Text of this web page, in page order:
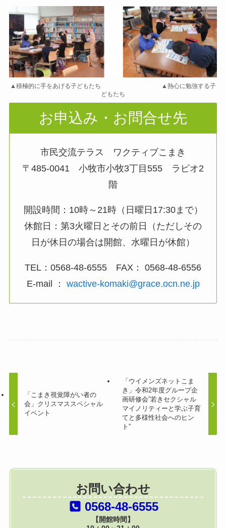
▲積極的に手をあげる子どもたち ▲熱心に勉強する子
どもたち
お申込み ・ お問合せ先
市民交流テラス ワクティブこまき
〒485-0041 小牧市小牧3丁目555 ラピオ2
階
開設時間：10時～21時（日曜日17:30まで）
休館日：第3火曜日とその前日（ただしその
日が休日の場合は開館、水曜日が休館）
TEL：0568-48-6555 FAX： 0568-48-6556
E-mail ： wactive-komaki@grace.ocn.ne.jp
「こまき視覚障がい者の
会」クリスマススペシャル
イベント
「ウイメンズネットこま
き」令和2年度グループ企
画研修会”若きセクシャル
マイノリティーと学ぶ子育
てと多様性社会へのヒン
ト”
お問い合わせ
0568-48-6555
【開館時間】